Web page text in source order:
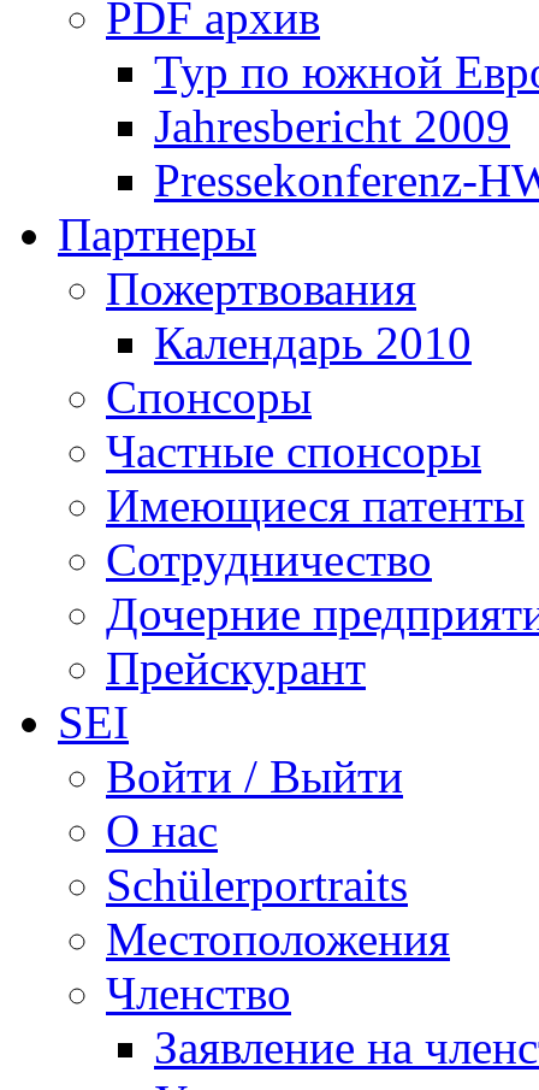
PDF архив
Тур по южной
Jahresbericht 2009
Pressekonferenz-
Партнеры
Пожертвования
Календарь 2010
Спонсоры
Частные спонсоры
Имеющиеся патенты
Сотрудничество
Дочерние
Прейскурант
SEI
Войти / Выйти
О нас
Schülerportraits
Местоположения
Членство
Заявление на